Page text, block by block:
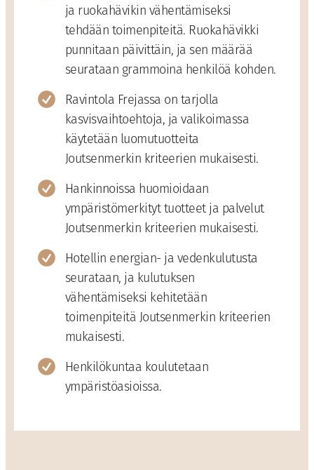
ja ruokahävikin vähentämiseksi
tehdään toimenpiteitä. Ruokahävikki
punnitaan päivittäin, ja sen määrää
seurataan grammoina henkilöä kohden.
Ravintola Frejassa on tarjolla
kasvisvaihtoehtoja, ja valikoimassa
käytetään luomutuotteita
Joutsenmerkin kriteerien mukaisesti.
Hankinnoissa huomioidaan
ympäristömerkityt tuotteet ja palvelut
Joutsenmerkin kriteerien mukaisesti.
Hotellin energian- ja vedenkulutusta
seurataan, ja kulutuksen
vähentämiseksi kehitetään
toimenpiteitä Joutsenmerkin kriteerien
mukaisesti.
Henkilökuntaa koulutetaan
ympäristöasioissa.